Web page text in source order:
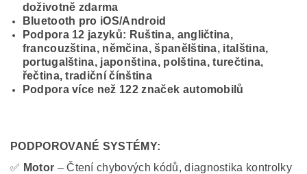
doživotně zdarma
Bluetooth pro iOS/Android
Podpora 12 jazyků: Ruština, angličtina,
francouzština, němčina, španělština, italština,
portugalština, japonština, polština, turečtina,
řečtina, tradiční čínština
Podpora více než 122 značek automobilů
PODPOROVANÉ SYSTÉMY:
✅ Motor – Čtení chybových kódů, diagnostika kontrolky